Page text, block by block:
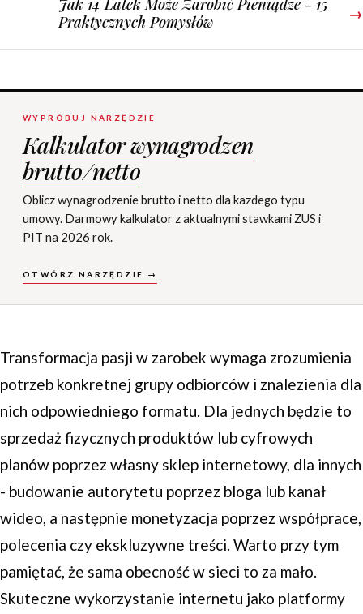
Praktycznych Pomysłów
→
WYPRÓBUJ NARZĘDZIE
Kalkulator wynagrodzen
brutto/netto
Oblicz wynagrodzenie brutto i netto dla kazdego typu
umowy. Darmowy kalkulator z aktualnymi stawkami ZUS i
PIT na 2026 rok.
OTWÓRZ NARZĘDZIE →
Transformacja pasji w zarobek wymaga zrozumienia
potrzeb konkretnej grupy odbiorców i znalezienia dla
nich odpowiedniego formatu. Dla jednych będzie to
sprzedaż fizycznych produktów lub cyfrowych
planów poprzez własny sklep internetowy, dla innych
- budowanie autorytetu poprzez bloga lub kanał
wideo, a następnie monetyzacja poprzez współprace,
polecenia czy ekskluzywne treści. Warto przy tym
pamiętać, że sama obecność w sieci to za mało.
Skuteczne wykorzystanie internetu jako platformy